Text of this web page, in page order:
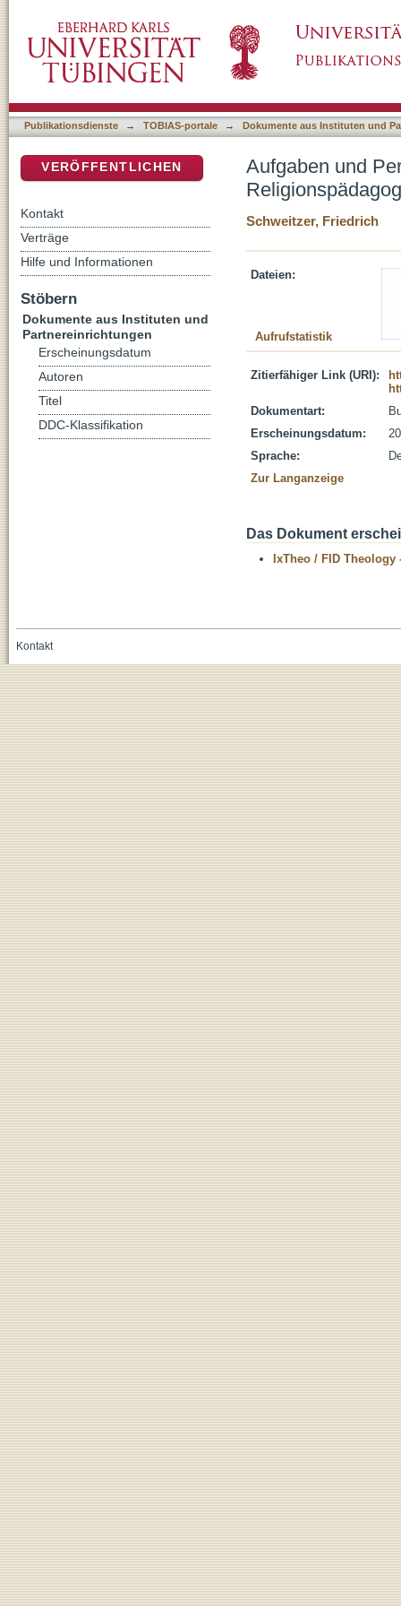
Publikationsdienste → TOBIAS-portale → Dokumente aus Instituten und
Aufgaben und
Schweitzer, Friedrich
Dateien:
Aufrufstatistik
Zitierfähiger Link (URI):
Dokumentart:
Erscheinungsdatum:
Sprache:
Zur Langanzeige
Das Dokument
IxTheo / FID Theology
VERÖFFENTLICHEN
Kontakt
Verträge
Hilfe und Informationen
Stöbern
Dokumente aus Instituten und
Partnereinrichtungen
Erscheinungsdatum
Autoren
Titel
DDC-Klassifikation
Kontakt